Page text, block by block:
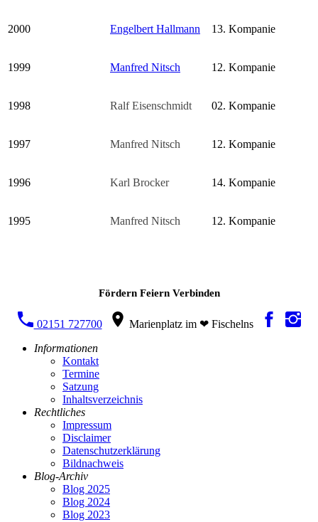
2000 Engelbert Hallmann 13. Kompanie
1999 Manfred Nitsch 12. Kompanie
1998 Ralf Eisenschmidt 02. Kompanie
1997 Manfred Nitsch 12. Kompanie
1996 Karl Brocker 14. Kompanie
1995 Manfred Nitsch 12. Kompanie
Fördern Feiern Verbinden
02151 727700
Marienplatz im ❤ Fischelns
Informationen
Kontakt
Termine
Satzung
Inhaltsverzeichnis
Rechtliches
Impressum
Disclaimer
Datenschutzerklärung
Bildnachweis
Blog-Archiv
Blog 2025
Blog 2024
Blog 2023